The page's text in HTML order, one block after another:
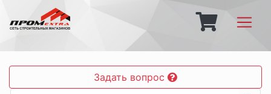
Задать вопрос